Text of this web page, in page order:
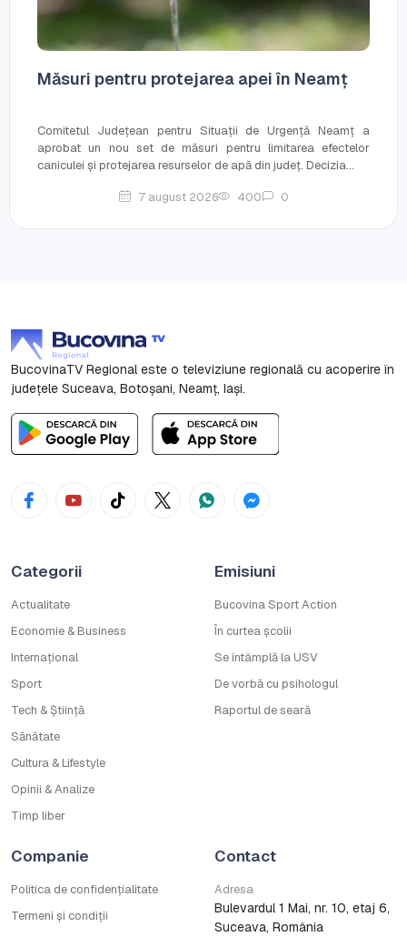
Măsuri pentru protejarea apei în Neamț
Comitetul Județean pentru Situații de Urgență Neamț a
aprobat un nou set de măsuri pentru limitarea efectelor
caniculei și protejarea resurselor de apă din județ. Decizia...
7 august 2026 400 0
BucovinaTV Regional este o televiziune regională cu acoperire în
județele Suceava, Botoşani, Neamț, Iași.
Categorii
Actualitate
Economie & Business
Internațional
Sport
Tech & Știință
Sănătate
Cultura & Lifestyle
Opinii & Analize
Timp liber
Emisiuni
Bucovina Sport Action
În curtea școlii
Se întâmplă la USV
De vorbă cu psihologul
Raportul de seară
Companie
Politica de confidențialitate
Termeni și condiții
Contact
Adresa
Bulevardul 1 Mai, nr. 10, etaj 6,
Suceava, România